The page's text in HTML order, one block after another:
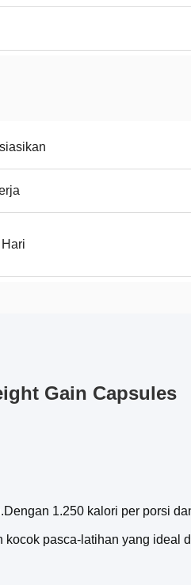
Gain Capsules
1.250 kalori per porsi
pasca-latihan yang ideal